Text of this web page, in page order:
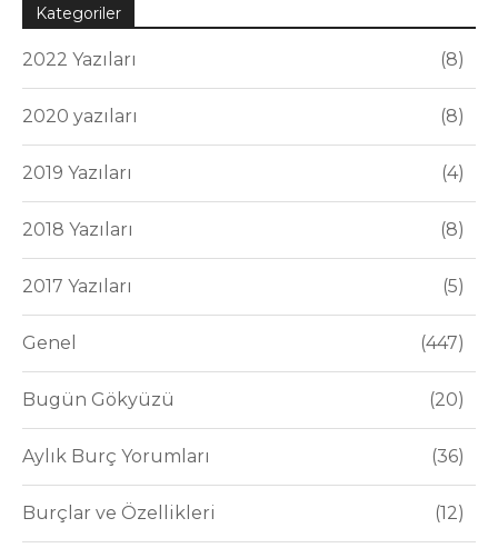
Kategoriler
2022 Yazıları 8
2020 yazıları 8
2019 Yazıları 4
2018 Yazıları 8
2017 Yazıları 5
Genel 447
Bugün Gökyüzü 20
Aylık Burç Yorumları 36
Burçlar ve Özellikleri 12